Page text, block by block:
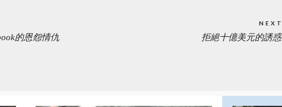
的恩怨情仇
NEXT
拒絕十億美元的誘惑